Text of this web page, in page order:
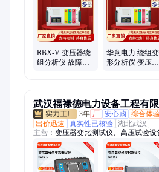
RBX-V 变压器绕
组分析仪 故障频
华意电力 绕组变
形分析仪 变压器
武汉福禄德电力设备工程有限
3年 厂 安心购 综合体
出价迅速
真实性已核验 湖北武汉
主营： 变压器变比测试仪、高压试验
联谐振、互感器综合测试仪